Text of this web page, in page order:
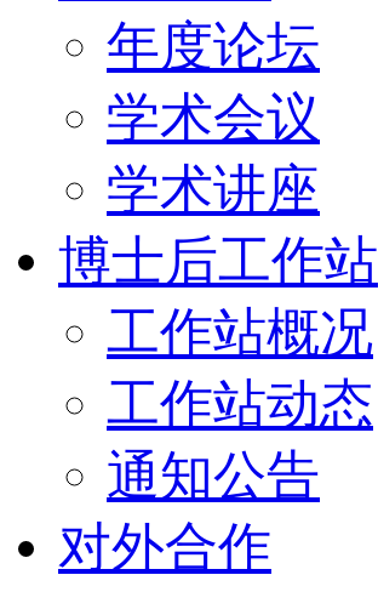
年度论坛
学术会议
学术讲座
博士后工作站
工作站概况
工作站动态
通知公告
对外合作